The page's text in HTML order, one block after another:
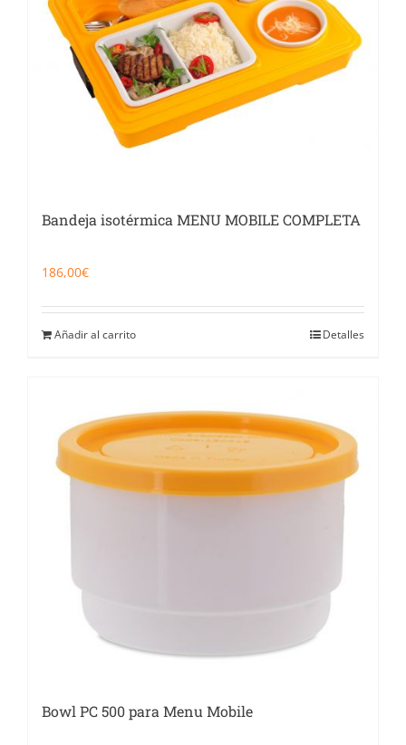
Bandeja isotérmica MENU MOBILE COMPLETA
186,00€
Añadir al carrito Detalles
Bowl PC 500 para Menu Mobile